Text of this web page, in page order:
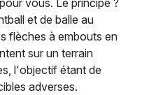
et de balle au
flèches à embouts en
sur un terrain
l'objectif étant de
adverses.